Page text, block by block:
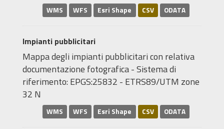
WMS WFS Esri Shape CSV ODATA
Impianti pubblicitari
Mappa degli impianti pubblicitari con relativa
documentazione fotografica - Sistema di
riferimento: EPGS:25832 - ETRS89/UTM zone
32 N
WMS WFS Esri Shape CSV ODATA